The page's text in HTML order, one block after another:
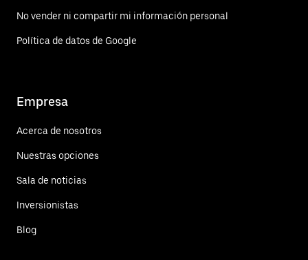
No vender ni compartir mi información personal
Política de datos de Google
Empresa
Acerca de nosotros
Nuestras opciones
Sala de noticias
Inversionistas
Blog